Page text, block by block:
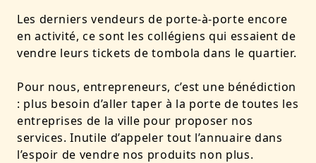
Les derniers vendeurs de porte-à-porte encore
en activité, ce sont les collégiens qui essaient de
vendre leurs tickets de tombola dans le quartier.
Pour nous, entrepreneurs, c’est une bénédiction
: plus besoin d’aller taper à la porte de toutes les
entreprises de la ville pour proposer nos
services. Inutile d’appeler tout l’annuaire dans
l’espoir de vendre nos produits non plus.